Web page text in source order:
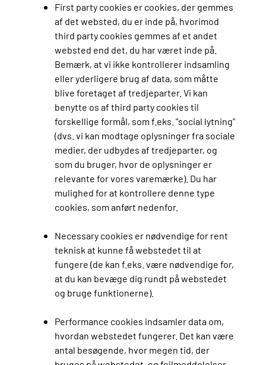
First party cookies er cookies, der gemmes
af det websted, du er inde på, hvorimod
third party cookies gemmes af et andet
websted end det, du har været inde på.
Bemærk, at vi ikke kontrollerer indsamling
eller yderligere brug af data, som måtte
blive foretaget af tredjeparter. Vi kan
benytte os af third party cookies til
forskellige formål, som f.eks. "social lytning"
(dvs. vi kan modtage oplysninger fra sociale
medier, der udbydes af tredjeparter, og
som du bruger, hvor de oplysninger er
relevante for vores varemærke). Du har
mulighed for at kontrollere denne type
cookies, som anført nedenfor.
Necessary cookies er nødvendige for rent
teknisk at kunne få webstedet til at
fungere (de kan f.eks. være nødvendige for,
at du kan bevæge dig rundt på webstedet
og bruge funktionerne).
Performance cookies indsamler data om,
hvordan webstedet fungerer. Det kan være
antal besøgende, hvor megen tid, der